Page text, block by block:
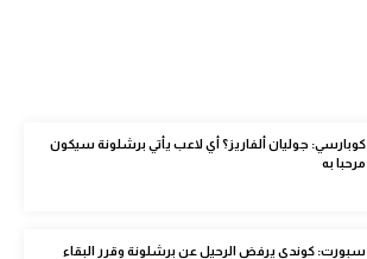
كوبارسي: جوليان ألفاريز؟ أي لاعب يأتي برشلونة سيكون
مرحبا به
سبورت: كوندي يرفض الرحيل عن برشلونة وقرر البقاء